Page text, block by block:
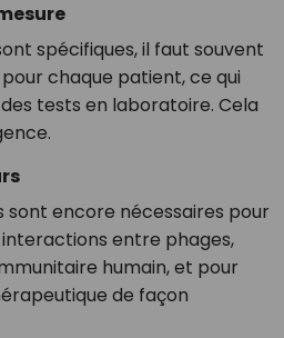
spécifiques, il faut souvent
chaque patient, ce qui
tests en laboratoire. Cela
sont encore nécessaires pour
entre phages,
humain, et pour
de façon